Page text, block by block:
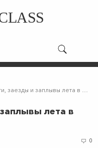
и заплывы лета в Москве
лета в
0